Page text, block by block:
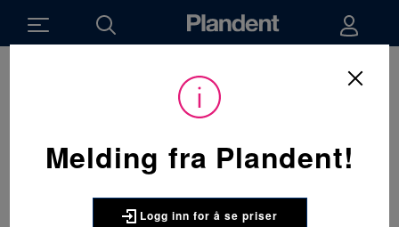
Profylakse
ASSOCIATED Pimpsteinspulver
ASSOCIATED
ASSOCIATED
Pimpsteinspulver
Melding fra Plandent!
Logg inn for å se priser